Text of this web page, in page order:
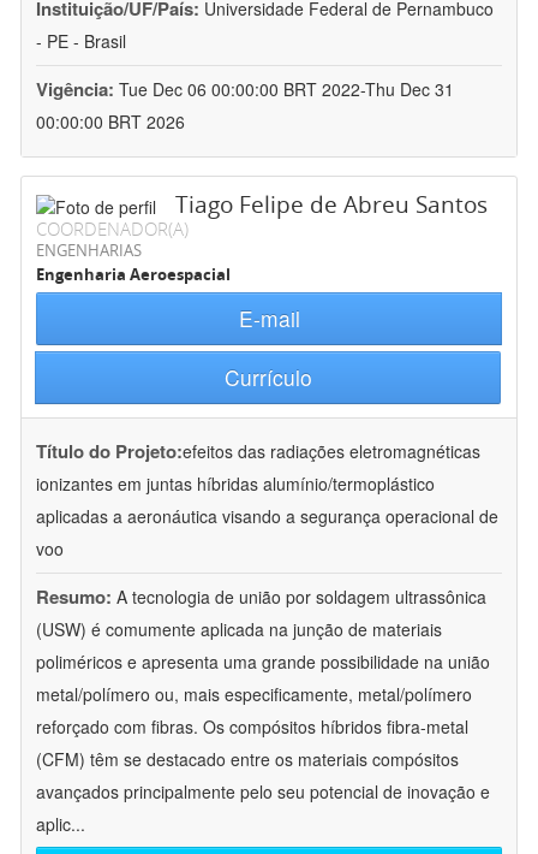
Instituição/UF/País: Universidade Federal de Pernambuco
- PE - Brasil
Vigência: Tue Dec 06 00:00:00 BRT 2022-Thu Dec 31
00:00:00 BRT 2026
Tiago Felipe de Abreu Santos
COORDENADOR(A)
ENGENHARIAS
Engenharia Aeroespacial
E-mail
Currículo
Título do Projeto:efeitos das radiações eletromagnéticas
ionizantes em juntas híbridas alumínio/termoplástico
aplicadas a aeronáutica visando a segurança operacional de
voo
Resumo: A tecnologia de união por soldagem ultrassônica
(USW) é comumente aplicada na junção de materiais
poliméricos e apresenta uma grande possibilidade na união
metal/polímero ou, mais especificamente, metal/polímero
reforçado com fibras. Os compósitos híbridos fibra-metal
(CFM) têm se destacado entre os materiais compósitos
avançados principalmente pelo seu potencial de inovação e
aplic...